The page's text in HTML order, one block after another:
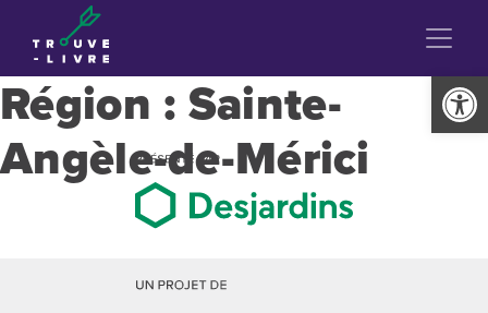
Ouvrir
Région :Sainte-
Angèle-de-Mérici